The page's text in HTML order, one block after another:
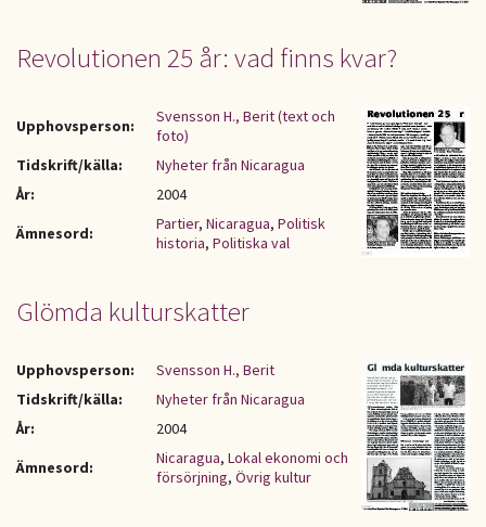
Revolutionen 25 år: vad finns kvar?
Upphovsperson:
Svensson H., Berit (text och
foto)
Tidskrift/källa:
Nyheter från Nicaragua
År:
2004
Ämnesord:
Partier, Nicaragua, Politisk
historia, Politiska val
Glömda kulturskatter
Upphovsperson:
Svensson H., Berit
Tidskrift/källa:
Nyheter från Nicaragua
År:
2004
Ämnesord:
Nicaragua, Lokal ekonomi och
försörjning, Övrig kultur